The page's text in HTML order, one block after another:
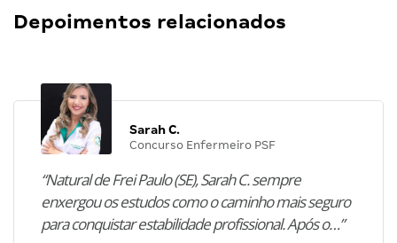
Depoimentos relacionados
Sarah C.
Concurso Enfermeiro PSF
“Natural de Frei Paulo (SE), Sarah C. sempre
enxergou os estudos como o caminho mais seguro
para conquistar estabilidade profissional. Após o…”